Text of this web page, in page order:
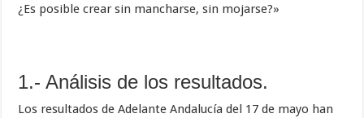
¿Es posible crear sin mancharse, sin mojarse?»
1.- Análisis de los resultados.
Los resultados de Adelante Andalucía del 17 de mayo han